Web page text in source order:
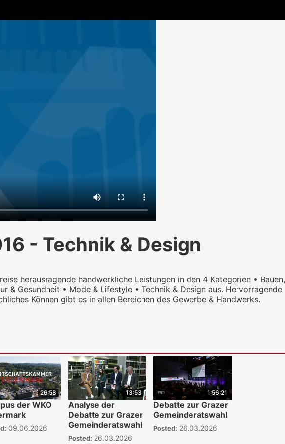
- Technik & Design
herausragende handwerkliche Leistungen in den 4 Kategorien • Bauen,
& Gesundheit • Mode & Lifestyle • Technik & Design aus. Hervorragende
Können gibt es in allen Bereichen des Gewerbe & Handwerks.
26:58
der WKO
09.06.2026
13:53
Analyse der
Debatte zur Grazer
Gemeinderatswahl
Posted: 26.03.2026
1:56:21
Debatte zur Grazer
Gemeinderatswahl
Posted: 26.03.2026